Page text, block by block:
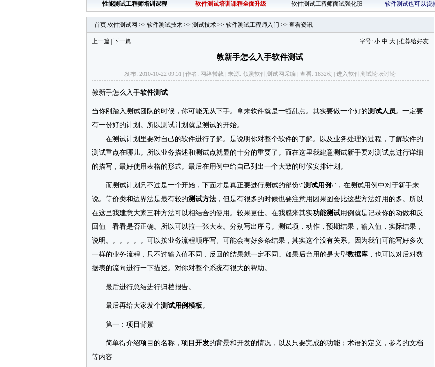
性能测试工程师培训课程 软件测试培训课程全面升级 软件测试工程师面试强化班 软件测试也可以贷
首页:软件测试网 >> 软件测试技术>> 测试技术>> 软件测试工程师入门 >> 查看资讯
字号: 小 中 大| 推荐给好友
上一篇| 下一篇
教新手怎么入手软件测试
发布: 2010-10-22 09:51 | 作者: 网络转载 | 来源: 领测软件测试网采编 | 查看: 1832次 | 进入软件测试论坛讨论
教新手怎么入手软件测试
当你刚踏入测试团队的时候，你可能无从下手。拿来软件就是一顿乱点。其实要做一个好的测试人员。一定要
有一份好的计划。所以测试计划就是测试的开始。
在测试计划里要对自己的软件进行了解。是说明你对整个软件的了解。以及业务处理的过程，了解软件的
测试重点在哪儿。所以业务描述和测试点就显的十分的重要了。而在这里我建意测试新手要对测试点进行详细
的描写，最好使用表格的形式。最后在用例中给自己列出一个大致的时候安排计划。
而测试计划只不过是一个开始，下面才是真正要进行测试的部份\"测试用例\"，在测试用例中对于新手来
说。等价类和边界法是最有较的测试方法，但是有很多的时候也要注意用因果图会比这些方法好用的多。所以
在这里我建意大家三种方法可以相结合的使用。较果更佳。在我感来其实功能测试用例就是记录你的动做和反
回值，看看是否正确。所以可以拉一张大表。分别写出序号。测试项，动作，预期结果，输入值，实际结果，
说明。。。。。。可以按业务流程顺序写。可能会有好多条结果，其实这个没有关系。因为我们可能写好多次
一样的业务流程，只不过输入值不同，反回的结果就一定不同。如果后台用的是大型数据库，也可以对后对数
据表的流向进行一下描述。对你对整个系统有很大的帮助。
最后进行总结进行归档报告。
最后再给大家发个测试用例模板。
第一：项目背景
简单得介绍项目的名称，项目 开发的背景和开发的情况，以及只要完成的功能；术语的定义，参考的文档
等内容